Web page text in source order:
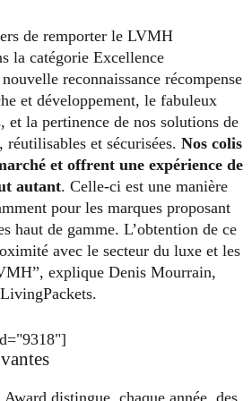
de remporter le LVMH
la catégorie Excellence
reconnaissance récompense
et développement, le fabuleux
et la pertinence de nos solutions de
et sécurisées. Nos colis
et offrent une expérience de
autant. Celle-ci est une manière
pour les marques proposant
haut de gamme. L’obtention de ce
avec le secteur du luxe et les
explique Denis Mourrain,